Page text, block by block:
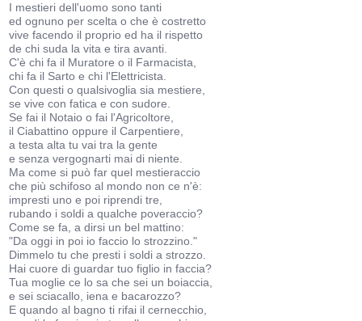
I mestieri dell'uomo sono tanti
ed ognuno per scelta o che è costretto
vive facendo il proprio ed ha il rispetto
de chi suda la vita e tira avanti.
C'è chi fa il Muratore o il Farmacista,
chi fa il Sarto e chi l'Elettricista.
Con questi o qualsivoglia sia mestiere,
se vive con fatica e con sudore.
Se fai il Notaio o fai l'Agricoltore,
il Ciabattino oppure il Carpentiere,
a testa alta tu vai tra la gente
e senza vergognarti mai di niente.
Ma come si può far quel mestieraccio
che più schifoso al mondo non ce n'è:
impresti uno e poi riprendi tre,
rubando i soldi a qualche poveraccio?
Come se fa, a dirsi un bel mattino:
"Da oggi in poi io faccio lo strozzino."
Dimmelo tu che presti i soldi a strozzo.
Hai cuore di guardar tuo figlio in faccia?
Tua moglie ce lo sa che sei un boiaccia,
e sei sciacallo, iena e bacarozzo?
E quando al bagno ti rifai il cernecchio,